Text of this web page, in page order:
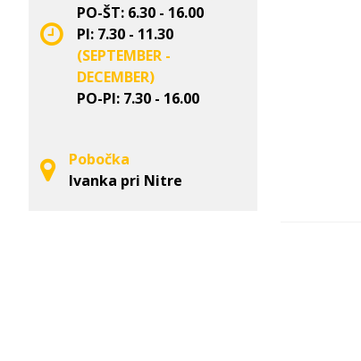
PO-ŠT: 6.30 - 16.00
PI: 7.30 - 11.30
(SEPTEMBER -
DECEMBER)
PO-PI: 7.30 - 16.00
Pobočka
Ivanka pri Nitre